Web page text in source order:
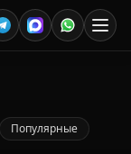
Популярные